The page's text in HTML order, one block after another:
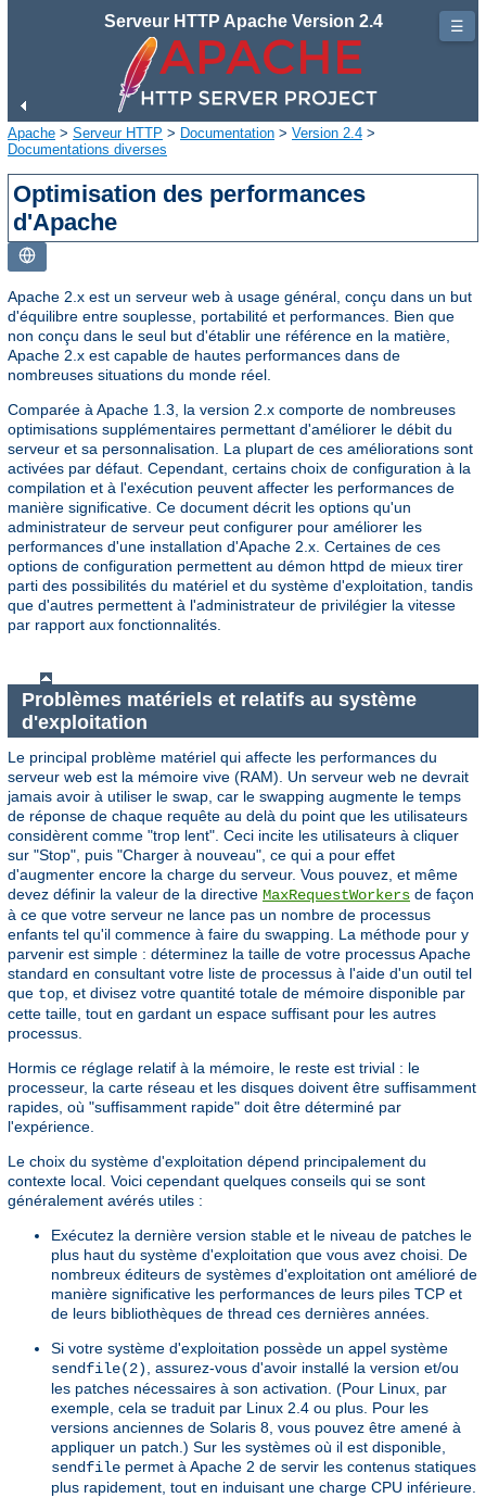
Serveur HTTP Apache Version 2.4
Apache > Serveur HTTP > Documentation > Version 2.4 >
Documentations diverses
Optimisation des performances
d'Apache
Apache 2.x est un serveur web à usage général, conçu dans un but
d'équilibre entre souplesse, portabilité et performances. Bien que
non conçu dans le seul but d'établir une référence en la matière,
Apache 2.x est capable de hautes performances dans de
nombreuses situations du monde réel.
Comparée à Apache 1.3, la version 2.x comporte de nombreuses
optimisations supplémentaires permettant d'améliorer le débit du
serveur et sa personnalisation. La plupart de ces améliorations sont
activées par défaut. Cependant, certains choix de configuration à la
compilation et à l'exécution peuvent affecter les performances de
manière significative. Ce document décrit les options qu'un
administrateur de serveur peut configurer pour améliorer les
performances d'une installation d'Apache 2.x. Certaines de ces
options de configuration permettent au démon httpd de mieux tirer
parti des possibilités du matériel et du système d'exploitation, tandis
que d'autres permettent à l'administrateur de privilégier la vitesse
par rapport aux fonctionnalités.
Problèmes matériels et relatifs au système
d'exploitation
Le principal problème matériel qui affecte les performances du
serveur web est la mémoire vive (RAM). Un serveur web ne devrait
jamais avoir à utiliser le swap, car le swapping augmente le temps
de réponse de chaque requête au delà du point que les utilisateurs
considèrent comme "trop lent". Ceci incite les utilisateurs à cliquer
sur "Stop", puis "Charger à nouveau", ce qui a pour effet
d'augmenter encore la charge du serveur. Vous pouvez, et même
devez définir la valeur de la directive MaxRequestWorkers de façon
à ce que votre serveur ne lance pas un nombre de processus
enfants tel qu'il commence à faire du swapping. La méthode pour y
parvenir est simple : déterminez la taille de votre processus Apache
standard en consultant votre liste de processus à l'aide d'un outil tel
que top , et divisez votre quantité totale de mémoire disponible par
cette taille, tout en gardant un espace suffisant pour les autres
processus.
Hormis ce réglage relatif à la mémoire, le reste est trivial : le
processeur, la carte réseau et les disques doivent être suffisamment
rapides, où "suffisamment rapide" doit être déterminé par
l'expérience.
Le choix du système d'exploitation dépend principalement du
contexte local. Voici cependant quelques conseils qui se sont
généralement avérés utiles :
Exécutez la dernière version stable et le niveau de patches le
plus haut du système d'exploitation que vous avez choisi. De
nombreux éditeurs de systèmes d'exploitation ont amélioré de
manière significative les performances de leurs piles TCP et
de leurs bibliothèques de thread ces dernières années.
Si votre système d'exploitation possède un appel système
sendfile(2)
, assurez-vous d'avoir installé la version et/ou
les patches nécessaires à son activation. (Pour Linux, par
exemple, cela se traduit par Linux 2.4 ou plus. Pour les
versions anciennes de Solaris 8, vous pouvez être amené à
appliquer un patch.) Sur les systèmes où il est disponible,
sendfile permet à Apache 2 de servir les contenus statiques
plus rapidement, tout en induisant une charge CPU inférieure.
☰